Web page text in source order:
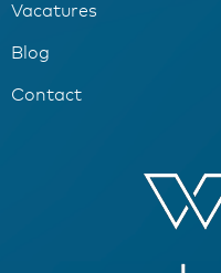
Vacatures
Blog
Contact